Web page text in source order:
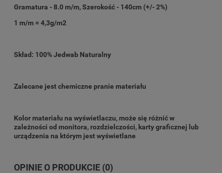
Gramatura - 8.0 m/m, Szerokość - 140cm (+/- 2%)
1 m/m = 4,3g/m2
Skład: 100% Jedwab Naturalny
Zalecane jest chemiczne pranie materiału
Kolor materiału na wyświetlaczu, może się różnić w
zależności od monitora, rozdzielczości, karty graficznej lub
urządzenia na którym jest wyświetlane
OPINIE O PRODUKCIE (0)